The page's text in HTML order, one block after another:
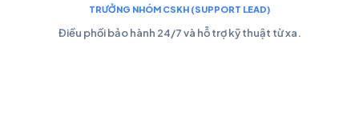
TRƯỞNG NHÓM CSKH (SUPPORT LEAD)
Điều phối bảo hành 24/7 và hỗ trợ kỹ thuật từ xa.